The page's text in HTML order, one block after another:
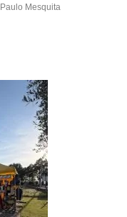
Paulo Mesquita